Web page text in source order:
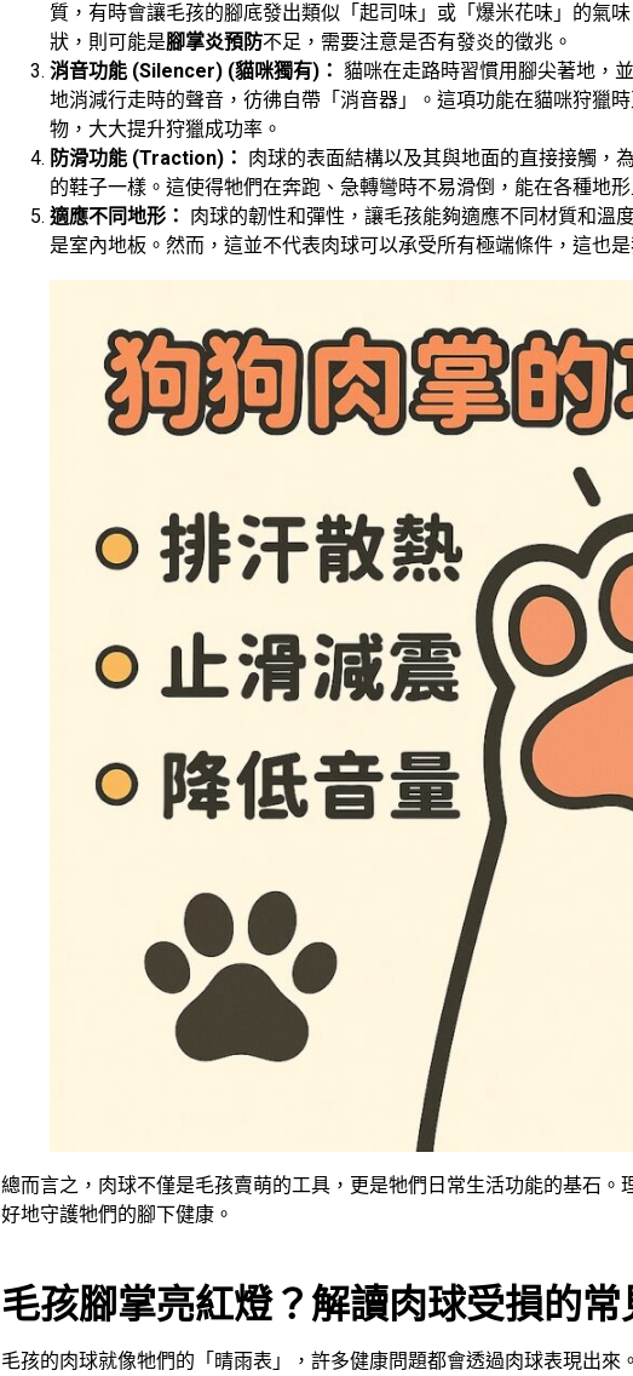
質，有時會讓毛孩的腳底發出類似「起司味」或「爆米花味」的氣
狀，則可能是腳掌炎預防不足，需要注意是否有發炎的徵兆。
消音功能 (Silencer) (貓咪獨有)： 貓咪在走路時習慣用腳尖著地，
地消減行走時的聲音，彷彿自帶「消音器」。這項功能在貓咪狩獵
物，大大提升狩獵成功率。
防滑功能 (Traction)： 肉球的表面結構以及其與地面的直接接觸，
的鞋子一樣。這使得牠們在奔跑、急轉彎時不易滑倒，能在各種地
適應不同地形： 肉球的韌性和彈性，讓毛孩能夠適應不同材質和溫
是室內地板。然而，這並不代表肉球可以承受所有極端條件，這也
總而言之，肉球不僅是毛孩賣萌的工具，更是牠們日常生活功能的基石。
好地守護牠們的腳下健康。
毛孩腳掌亮紅燈？解讀肉球受損的
毛孩的肉球就像牠們的「晴雨表」，許多健康問題都會透過肉球表現出來